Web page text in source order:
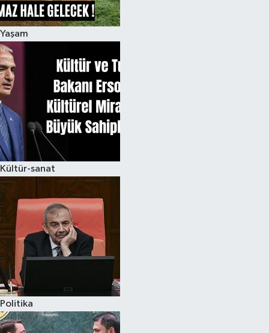
Yaşam
Kültür-sanat
Politika